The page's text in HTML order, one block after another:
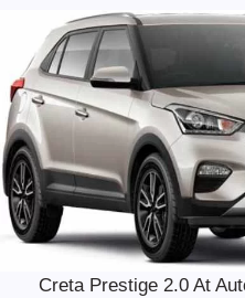
Creta Prestige 2.0 At